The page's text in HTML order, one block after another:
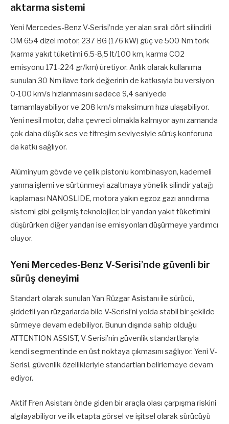
aktarma sistemi
Yeni Mercedes-Benz V-Serisi’nde yer alan sıralı dört silindirli
OM 654 dizel motor, 237 BG (176 kW) güç ve 500 Nm tork
(karma yakıt tüketimi 6.5-8,5 lt/100 km, karma CO2
emisyonu 171-224 gr/km) üretiyor. Anlık olarak kullanıma
sunulan 30 Nm ilave tork değerinin de katkısıyla bu versiyon
0-100 km/s hızlanmasını sadece 9,4 saniyede
tamamlayabiliyor ve 208 km/s maksimum hıza ulaşabiliyor.
Yeni nesil motor, daha çevreci olmakla kalmıyor aynı zamanda
çok daha düşük ses ve titreşim seviyesiyle sürüş konforuna
da katkı sağlıyor.
Alüminyum gövde ve çelik pistonlu kombinasyon, kademeli
yanma işlemi ve sürtünmeyi azaltmaya yönelik silindir yatağı
kaplaması NANOSLIDE, motora yakın egzoz gazı arındırma
sistemi gibi gelişmiş teknolojiler, bir yandan yakıt tüketimini
düşürürken diğer yandan ise emisyonları düşürmeye yardımcı
oluyor.
Yeni Mercedes-Benz V-Serisi’nde güvenli bir
sürüş deneyimi
Standart olarak sunulan Yan Rüzgar Asistanı ile sürücü,
şiddetli yan rüzgarlarda bile V-Serisi’ni yolda stabil bir şekilde
sürmeye devam edebiliyor. Bunun dışında sahip olduğu
ATTENTION ASSIST, V-Serisi’nin güvenlik standartlarıyla
kendi segmentinde en üst noktaya çıkmasını sağlıyor. Yeni V-
Serisi, güvenlik özellikleriyle standartları belirlemeye devam
ediyor.
Aktif Fren Asistanı önde giden bir araçla olası çarpışma riskini
algılayabiliyor ve ilk etapta görsel ve işitsel olarak sürücüyü